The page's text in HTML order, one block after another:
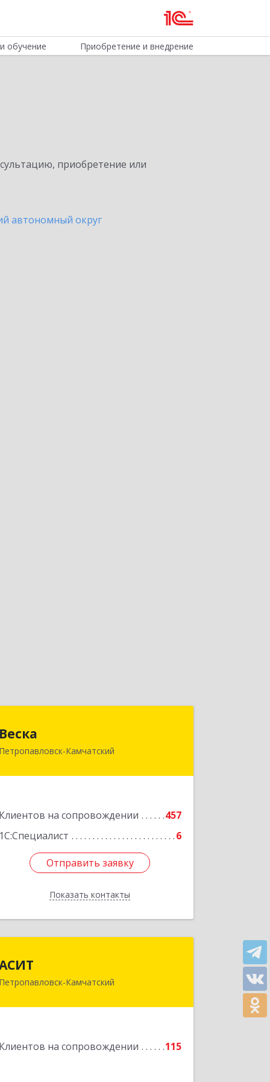
обучение Приобретение и внедрение
приобретение или
автономный округ
Веска
Петропавловск-Камчатский
Клиентов на сопровождении
457
1С:Специалист
6
Отправить заявку
Показать контакты
683031, Камчатский край,
Подробнее
Отправить заявку
Назад
Петропавловск-Камчатский
Клиентов на сопровождении 115
683031, Камчатский край,
Подробнее